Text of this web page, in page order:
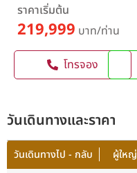
ราคาเริ่มต้น
219,999 บาท/ท่าน
โทรจอง
วันเดินทางและราคา
วันเดินทางไป - กลับ ผู้ใหญ่